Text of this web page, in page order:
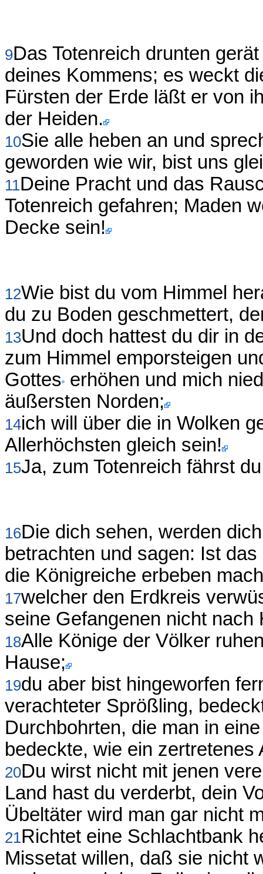
9Das Totenreich drunten
deines Kommens; es weckt
Fürsten der Erde läßt er von
der Heiden.
10Sie alle heben an und
geworden wie wir, bist uns
11Deine Pracht und das
Totenreich gefahren; Maden
Decke sein!
12Wie bist du vom Himmel
du zu Boden geschmettert,
13Und doch hattest du dir in
zum Himmel emporsteigen
Gottes erhöhen und mich
äußersten Norden;
14ich will über die in Wolken
Allerhöchsten gleich sein!
15Ja, zum Totenreich fährst
16Die dich sehen, werden
betrachten und sagen: Ist
die Königreiche erbeben
17welcher den Erdkreis
seine Gefangenen nicht nach
18Alle Könige der Völker
Hause;
19du aber bist hingeworfen
verachteter Sprößling,
Durchbohrten, die man in
bedeckte, wie ein zertretenes
20Du wirst nicht mit jenen
Land hast du verderbt, dein
Übeltäter wird man gar nicht
21Richtet eine Schlachtbank
Missetat willen, daß sie nicht